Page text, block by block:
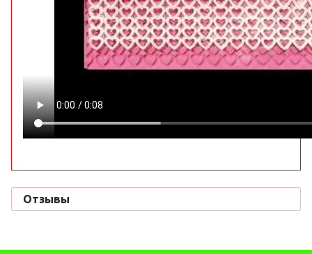
Отзывы